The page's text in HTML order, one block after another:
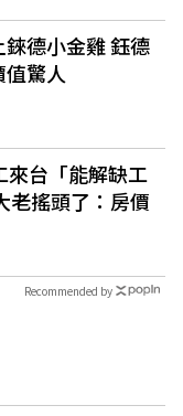
德小金雞 鈺德
驚人
來台「能解缺工
老搖頭了：房價
Recommended by